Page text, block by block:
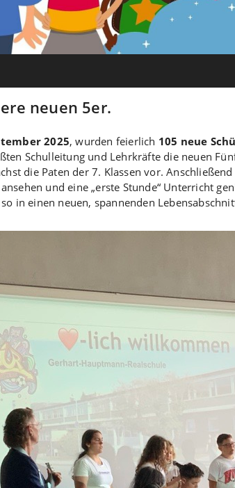
neuen 5er.
2025, wurden feierlich 105 neue
Schulleitung und Lehrkräfte die neuen
die Paten der 7. Klassen vor.
und eine „erste Stunde“ Unterricht
in einen neuen, spannenden